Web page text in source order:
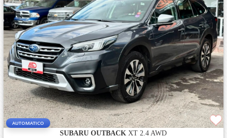
AUTOMATICO
SUBARU OUTBACK XT 2.4 AWD